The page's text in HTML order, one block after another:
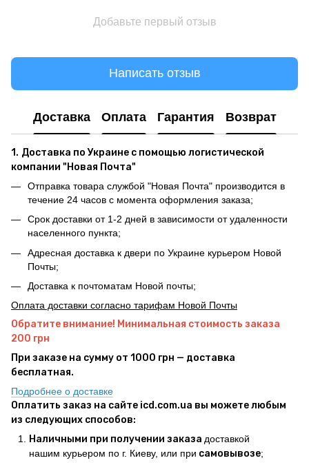
Добавьте первый отзыв
Написать отзыв
Доставка Оплата Гарантия Возврат
1. Доставка по Украине с помощью логистической
компании "Новая Почта"
Отправка товара службой "Новая Почта" производится в
течение 24 часов с момента оформления заказа;
Срок доставки от 1-2 дней в зависимости от удаленности
населенного пункта;
Адресная доставка к двери по Украине курьером Новой
Почты;
Доставка к почтоматам Новой почты;
Оплата доставки согласно тарифам Новой Почты
Обратите внимание! Минимальная стоимость заказа
200 грн
При заказе на сумму от 1000 грн — доставка
бесплатная.
Подробнее о доставке
Оплатить заказ на сайте icd.com.ua вы можете любым
из следующих способов:
Наличными при получении заказа доставкой
нашим курьером по г. Киеву, или при самовывозе;